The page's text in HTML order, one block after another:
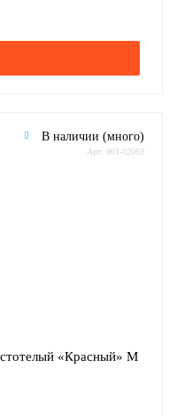
«Красный» М
В наличии (много)
Арт: 001-02069